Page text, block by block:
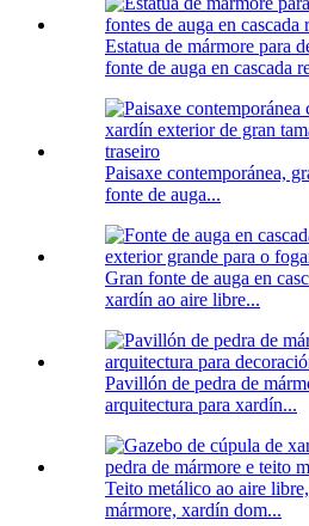
Estatua de mármore para
fonte de auga en cascada
Paisaxe contemporánea,
fonte de auga...
Gran fonte de auga en
xardín ao aire libre...
Pavillón de pedra de
arquitectura para xardín...
Teito metálico ao aire
mármore, xardín dom...